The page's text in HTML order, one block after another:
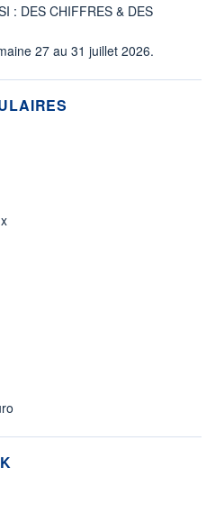
: DES CHIFFRES & DES
27 au 31 juillet 2026.